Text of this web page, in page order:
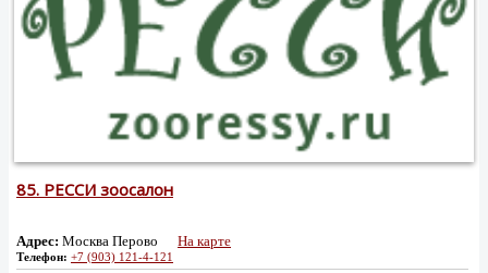
85. РЕССИ зоосалон
Адрес: Москва Перово На карте
Телефон: +7 (903) 121-4-121